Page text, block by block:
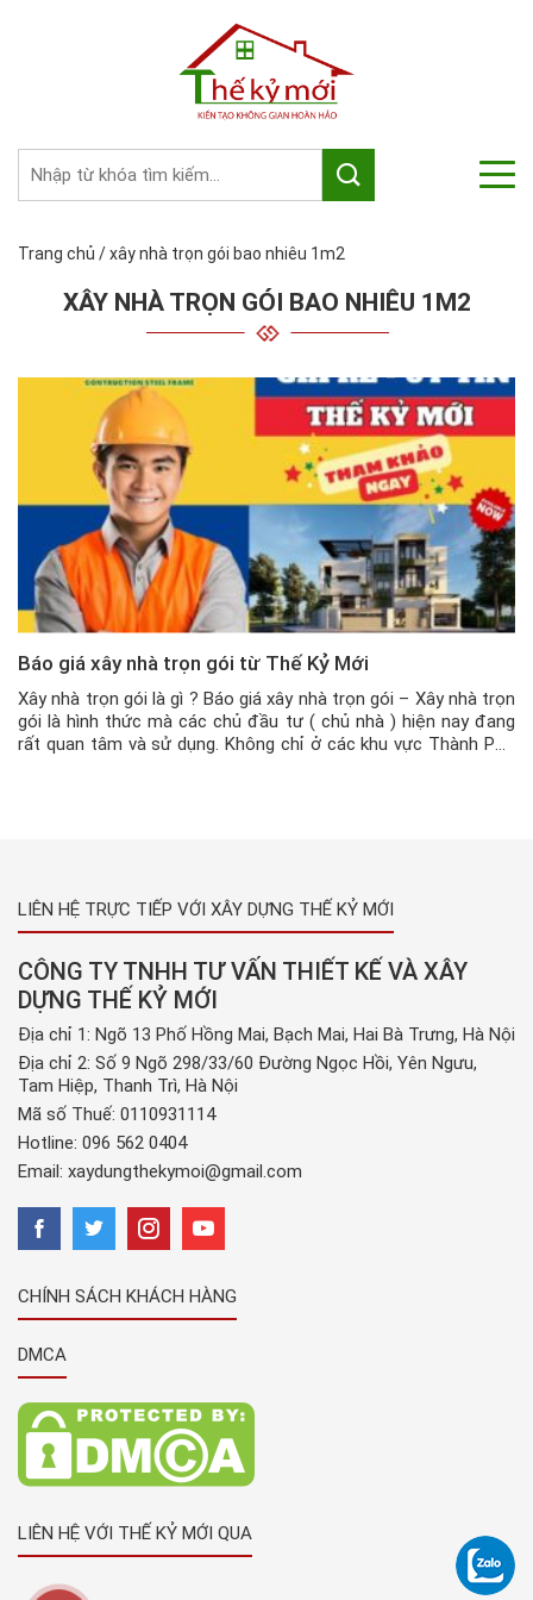
Trang chủ /xây nhà trọn gói bao nhiêu 1m2
XÂY NHÀ TRỌN GÓI BAO NHIÊU 1M2
Báo giá xây nhà trọn gói từ Thế Kỷ Mới
Xây nhà trọn gói là gì ? Báo giá xây nhà trọn gói – Xây nhà trọn
gói là hình thức mà các chủ đầu tư ( chủ nhà ) hiện nay đang
rất quan tâm và sử dụng. Không chỉ ở các khu vực Thành Phố
LIÊN HỆ TRỰC TIẾP VỚI XÂY DỰNG THẾ KỶ MỚI
CÔNG TY TNHH TƯ VẤN THIẾT KẾ VÀ XÂY
DỰNG THẾ KỶ MỚI
Địa chỉ 1: Ngõ 13 Phố Hồng Mai, Bạch Mai, Hai Bà Trưng, Hà Nội
Địa chỉ 2: Số 9 Ngõ 298/33/60 Đường Ngọc Hồi, Yên Ngưu,
Tam Hiệp, Thanh Trì, Hà Nội
Mã số Thuế: 0110931114
Hotline: 096 562 0404
Email: xaydungthekymoi@gmail.com
CHÍNH SÁCH KHÁCH HÀNG
DMCA
LIÊN HỆ VỚI THẾ KỶ MỚI QUA